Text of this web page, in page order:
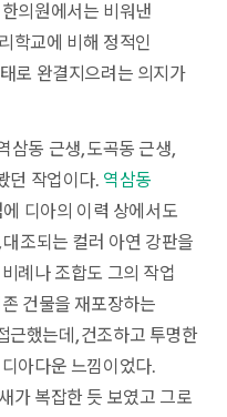
의원에서는 비워낸
학교에 비해 정적인
로 완결지으려는 의지가
삼동 근생, 도곡동 근생,
던 작업이다. 역삼동
디아의 이력 상에서도
조되는 컬러 아연 강판을
례나 조합도 그의 작업
건물을 재포장하는
근했는데, 건조하고 투명한
아다운 느낌이었다.
가 복잡한 듯 보였고 그로